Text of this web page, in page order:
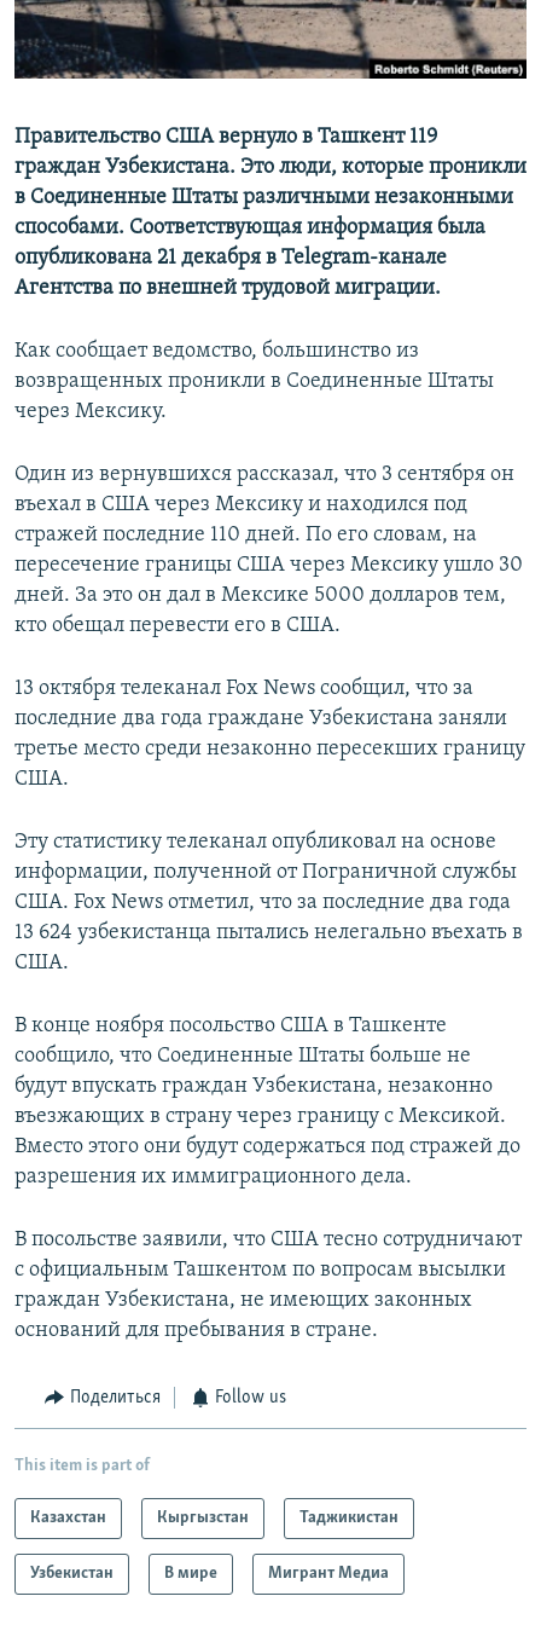
Правительство США вернуло в Ташкент 119
граждан Узбекистана. Это люди, которые проникли
в Соединенные Штаты различными незаконными
способами. Соответствующая информация была
опубликована 21 декабря в Telegram-канале
Агентства по внешней трудовой миграции.
Как сообщает ведомство, большинство из
возвращенных проникли в Соединенные Штаты
через Мексику.
Один из вернувшихся рассказал, что 3 сентября он
въехал в США через Мексику и находился под
стражей последние 110 дней. По его словам, на
пересечение границы США через Мексику ушло 30
дней. За это он дал в Мексике 5000 долларов тем,
кто обещал перевести его в США.
13 октября телеканал Fox News сообщил, что за
последние два года граждане Узбекистана заняли
третье место среди незаконно пересекших границу
США.
Эту статистику телеканал опубликовал на основе
информации, полученной от Пограничной службы
США. Fox News отметил, что за последние два года
13 624 узбекистанца пытались нелегально въехать в
США.
В конце ноября посольство США в Ташкенте
сообщило, что Соединенные Штаты больше не
будут впускать граждан Узбекистана, незаконно
въезжающих в страну через границу с Мексикой.
Вместо этого они будут содержаться под стражей до
разрешения их иммиграционного дела.
В посольстве заявили, что США тесно сотрудничают
с официальным Ташкентом по вопросам высылки
граждан Узбекистана, не имеющих законных
оснований для пребывания в стране.
Поделиться Follow us
This item is part of
Казахстан Кыргызстан Таджикистан
Узбекистан В мире Мигрант Медиа